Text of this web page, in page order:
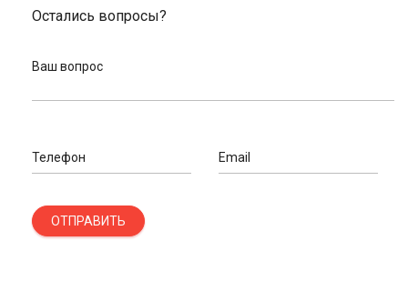
Остались вопросы?
Ваш вопрос
Телефон Email
ОТПРАВИТЬ